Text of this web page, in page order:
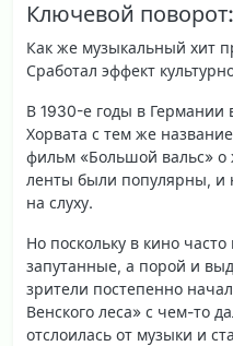
Ключевой
Как же музыкальный хит
Сработал эффект
В 1930-е годы в
Хорвата с тем же
фильм «Большой вальс»
ленты были популярны, и
на слуху.
Но поскольку в кино
запутанные, а порой и
зрители постепенно
Венского леса» с чем-то
отслоилась от музыки и